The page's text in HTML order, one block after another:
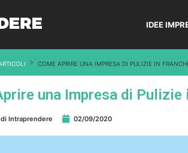
IDEE
COME APRIRE UNA IMPRESA DI PULIZIE IN
una Impresa di
Intraprendere 02/09/2020